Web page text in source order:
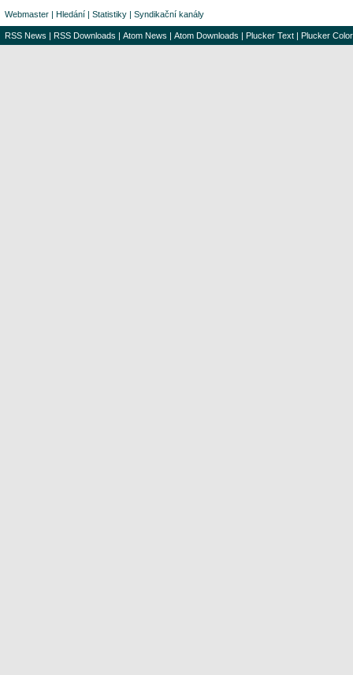
Webmaster | Hledání | Statistiky | Syndikační kanály
RSS News | RSS Downloads | Atom News | Atom Downloads | Plucker Text | Plucker Color